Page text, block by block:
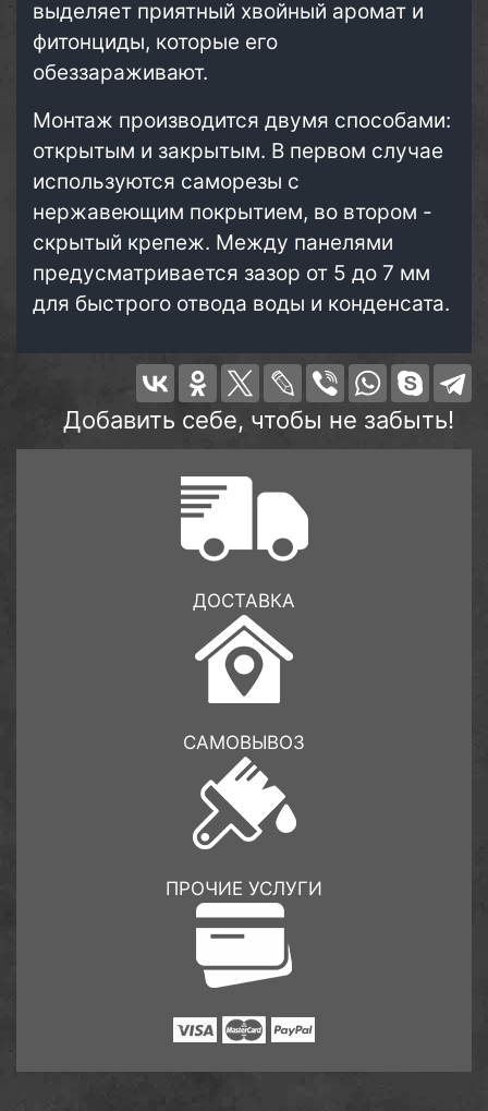
выделяет приятный хвойный аромат и
фитонциды, которые его
обеззараживают.
Монтаж производится двумя способами:
открытым и закрытым. В первом случае
используются саморезы с
нержавеющим покрытием, во втором -
скрытый крепеж. Между панелями
предусматривается зазор от 5 до 7 мм
для быстрого отвода воды и конденсата.
Добавить себе, чтобы не забыть!
ДОСТАВКА
САМОВЫВОЗ
ПРОЧИЕ УСЛУГИ